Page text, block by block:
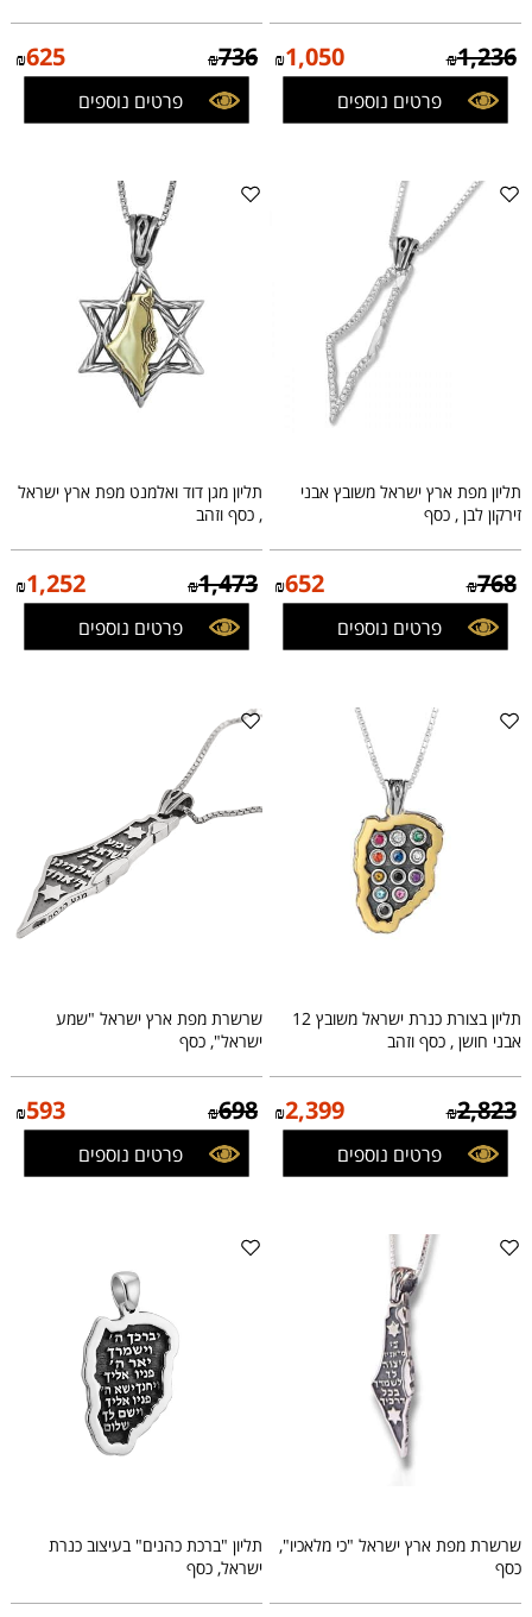
₪1,236
₪1,050
פרטים נוספים
₪736
₪625
פרטים נוספים
תליון מפת ארץ ישראל משובץ אבני
זירקון לבן , כסף
₪768
₪652
פרטים נוספים
תליון מגן דוד ואלמנט מפת ארץ ישראל
, כסף וזהב
₪1,473
₪1,252
פרטים נוספים
תליון בצורת כנרת ישראל משובץ 12
אבני חושן , כסף וזהב
₪2,823
₪2,399
פרטים נוספים
שרשרת מפת ארץ ישראל "שמע
ישראל", כסף
₪698
₪593
פרטים נוספים
שרשרת מפת ארץ ישראל "כי מלאכיו",
כסף
תליון "ברכת כהנים" בעיצוב כנרת
ישראל, כסף